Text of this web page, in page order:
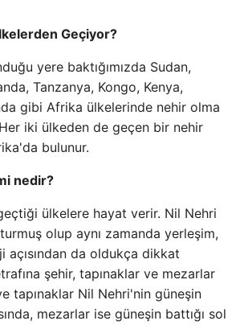
Geçiyor?
yere baktığımızda Sudan,
Tanzanya, Kongo, Kenya,
gibi Afrika ülkelerinde nehir olma
iki ülkeden de geçen bir nehir
bulunur.
nedir?
ülkelere hayat verir. Nil Nehri
olup aynı zamanda yerleşim,
da oldukça dikkat
şehir, tapınaklar ve mezarlar
tapınaklar Nil Nehri'nin güneşin
mezarlar ise güneşin battığı sol